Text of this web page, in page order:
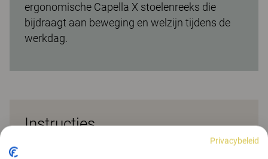
ergonomische Capella X stoelenreeks die
bijdraagt aan beweging en welzijn tijdens de
werkdag.
Instructies
Privacybeleid